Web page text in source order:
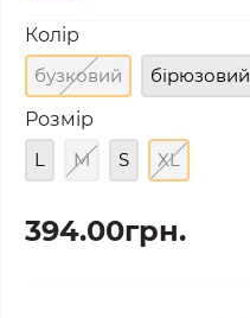
Колір
бузковий
бірюзовий
Розмір
L
M S XL
394.00грн.